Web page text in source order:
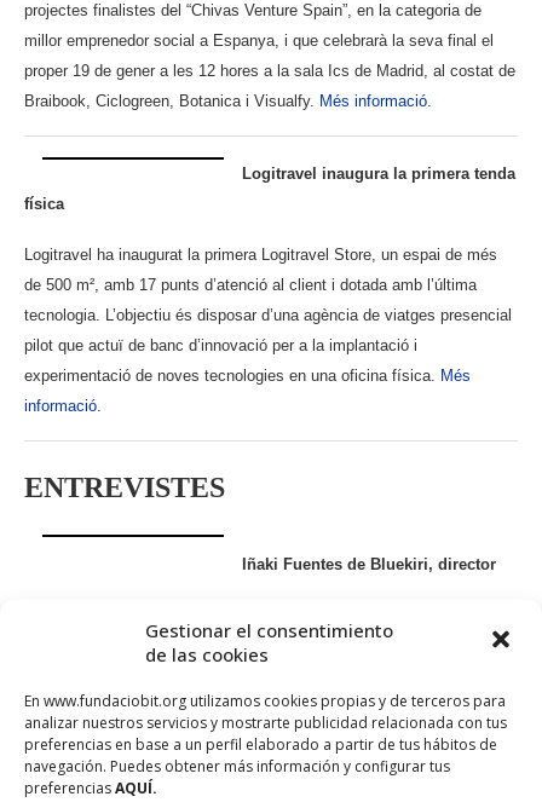
Gestionar el consentimiento
de las cookies
En www.fundaciobit.org utilizamos cookies propias y de terceros para
analizar nuestros servicios y mostrarte publicidad relacionada con tus
preferencias en base a un perfil elaborado a partir de tus hábitos de
navegación. Puedes obtener más información y configurar tus
preferenciasAQUÍ.
projectes finalistes del “Chivas Venture Spain”, en la categoria de
millor emprenedor social a Espanya, i que celebrarà la seva final el
proper 19 de gener a les 12 hores a la sala Ics de Madrid, al costat de
Braibook, Ciclogreen, Botanica i Visualfy. Més informació.
Logitravel inaugura la primera tenda
física
Logitravel ha inaugurat la primera Logitravel Store, un espai de més
de 500 m², amb 17 punts d’atenció al client i dotada amb l’última
tecnologia. L’objectiu és disposar d’una agència de viatges presencial
pilot que actuï de banc d’innovació per a la implantació i
experimentació de noves tecnologies en una oficina física. Més
informació.
ENTREVISTES
Iñaki Fuentes de Bluekiri, director
deja automáticamente de ser una commodity que puedes adquirir en
cualquier sitio, y pasa a ser algo que debes dominar a la perfección,
en todos sus aspectos y matices: algo que pasa a ser demasiado
importante como para dejarlo en manos de un tercer”.